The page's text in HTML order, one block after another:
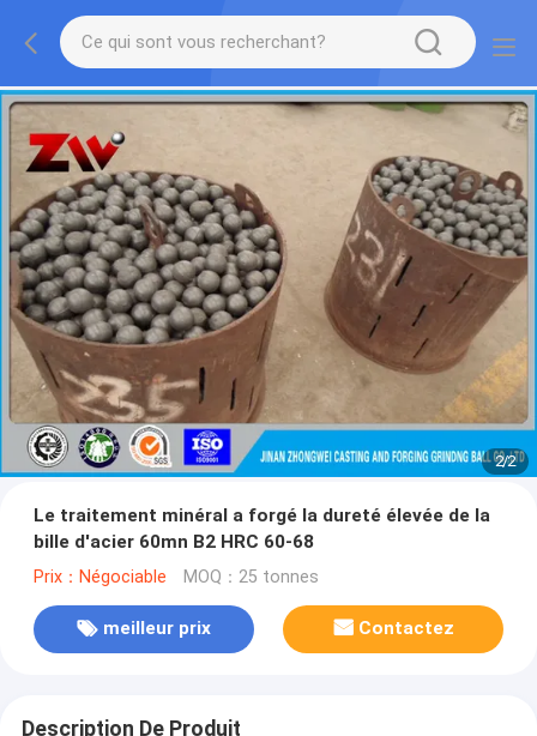
2/2
Le traitement minéral a forgé la dureté élevée de la
bille d'acier 60mn B2 HRC 60-68
Prix：Négociable MOQ：25 tonnes
meilleur prix Contactez
Description De Produit